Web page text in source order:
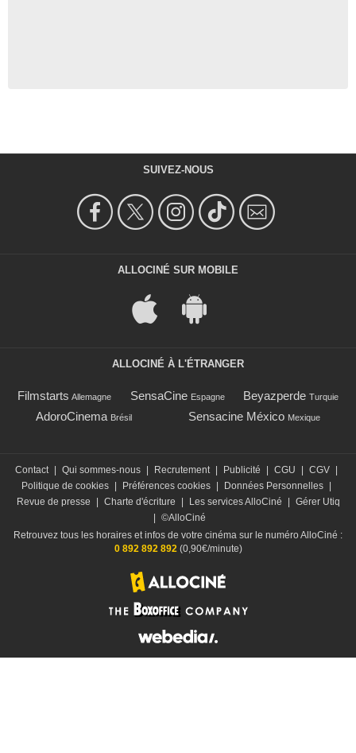
SUIVEZ-NOUS
ALLOCINÉ SUR MOBILE
ALLOCINÉ À L'ÉTRANGER
Filmstarts Allemagne SensaCine Espagne Beyazperde Turquie
AdoroCinema Brésil Sensacine México Mexique
Contact | Qui sommes-nous | Recrutement | Publicité | CGU | CGV |
Politique de cookies | Préférences cookies | Données Personnelles |
Revue de presse
| Charte d'écriture | Les services AlloCiné | Gérer Utiq
| ©AlloCiné
Retrouvez tous les horaires et infos de votre cinéma sur le numéro AlloCiné :
0 892 892 892(0,90€/minute)